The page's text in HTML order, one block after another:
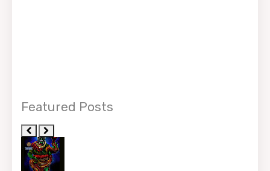
Featured Posts